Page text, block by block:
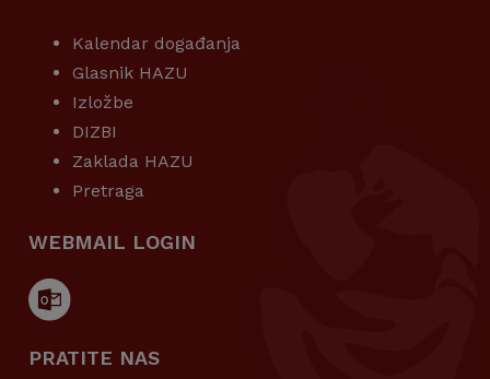
Kalendar događanja
Glasnik HAZU
Izložbe
DIZBI
Zaklada HAZU
Pretraga
WEBMAIL LOGIN
PRATITE NAS